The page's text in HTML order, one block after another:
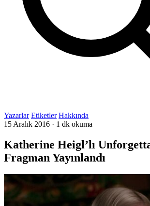
Yazarlar Etiketler Hakkında
15 Aralık 2016 · 1 dk okuma
Katherine Heigl’lı
Fragman Yayınlandı